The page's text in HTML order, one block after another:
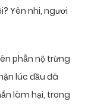
Yên nhi, ngươi
phẫn nộ trừng
lúc đầu đã
làm hại, trong